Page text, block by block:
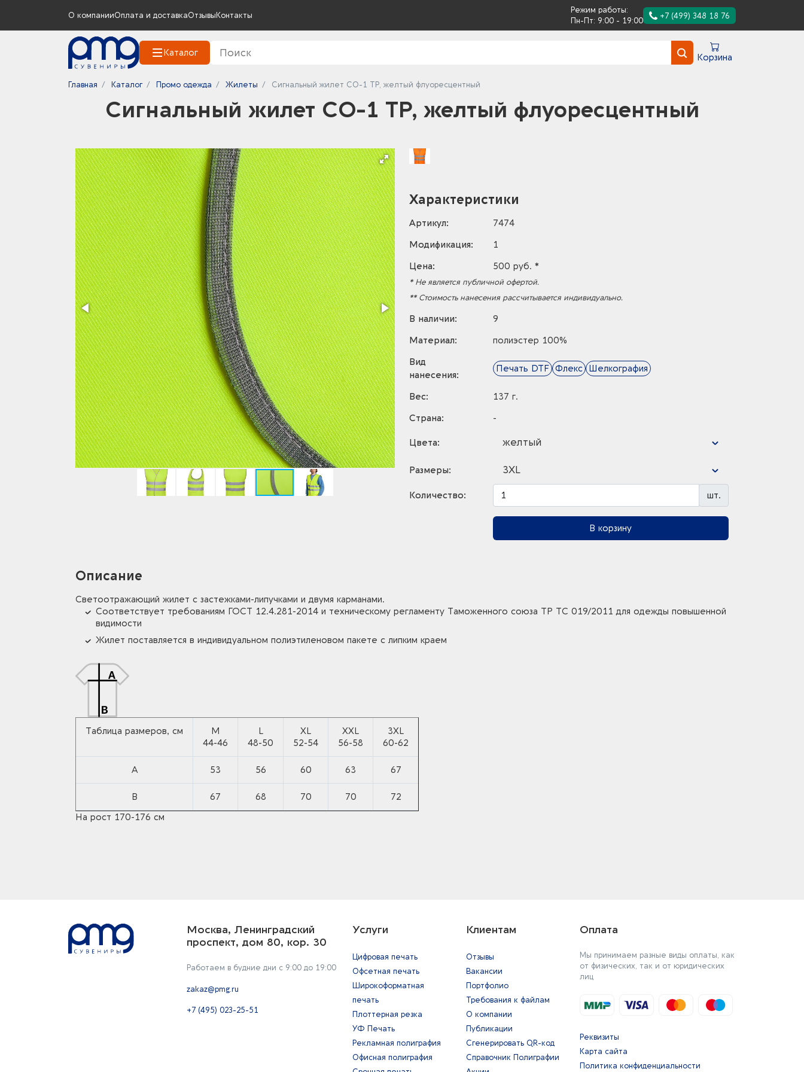
О компанииОплата и доставкаОтзывы Контакты
Режим работы:
Пн-Пт: 9:00 - 19:00
+7 (499) 348 18 76
Каталог Корзина
Главная Каталог Промо одежда Жилеты Сигнальный жилет СО-1 ТР, желтый флуоресцентный
Сигнальный жилет СО-1 ТР, желтый флуоресцентный
Характеристики
Артикул:
7474
Модификация:
1
Цена:
500 руб. *
* Не является публичной офертой.
** Стоимость нанесения рассчитывается индивидуально.
В наличии:
9
Материал:
полиэстер 100%
Вид
нанесения:
Печать DTF Флекс Шелкография
Вес:
137 г.
Страна:
-
Цвета: желтый
Размеры: 3XL
Количество: шт.
В корзину
Описание
Светоотражающий жилет с застежками-липучками и двумя карманами.
Соответствует требованиям ГОСТ 12.4.281-2014 и техническому регламенту Таможенного союза ТР ТС 019/2011 для одежды повышенной
видимости
Жилет поставляется в индивидуальном полиэтиленовом пакете с липким краем
Таблица размеров, см
M
44-46
L
48-50
XL
52-54
XXL
56-58
3XL
60-62
A 53 56 60 63 67
B 67 68 70 70
72
На рост 170-176 см
Москва, Ленинградский
проспект, дом 80, кор. 30
Работаем в будние дни с 9:00 до 19:00
zakaz@pmg.ru
+7 (495) 023-25-51
Услуги
Цифровая печать
Офсетная печать
Широкоформатная
печать
Плоттерная резка
УФ Печать
Рекламная полиграфия
Офисная полиграфия
Клиентам
Отзывы
Вакансии
Портфолио
Требования к файлам
О компании
Публикации
Сгенерировать QR-код
Справочник Полиграфии
Оплата
Мы принимаем разные виды оплаты, как
от физических, так и от юридических
лиц
Реквизиты
Карта сайта
Политика конфиденциальности